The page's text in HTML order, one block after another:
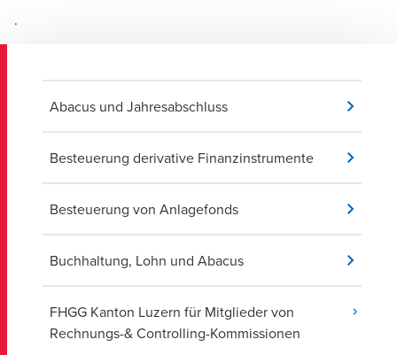
.
Abacus und Jahresabschluss
Besteuerung derivative Finanzinstrumente
Besteuerung von Anlagefonds
Buchhaltung, Lohn und Abacus
FHGG Kanton Luzern für Mitglieder von
Rechnungs-& Controlling-Kommissionen